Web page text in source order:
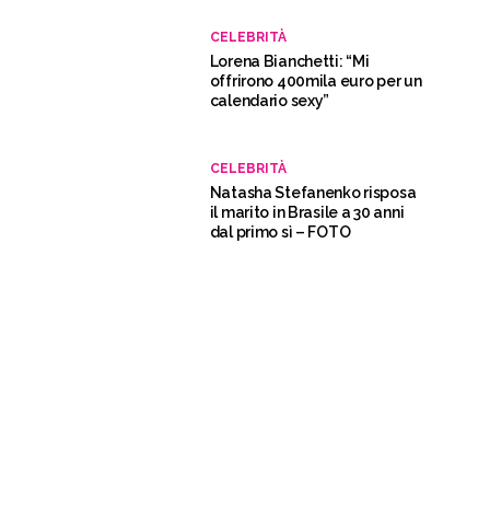
CELEBRITÀ
Lorena Bianchetti: “Mi
offrirono 400mila euro per un
calendario sexy”
CELEBRITÀ
Natasha Stefanenko risposa
il marito in Brasile a 30 anni
dal primo sì – FOTO